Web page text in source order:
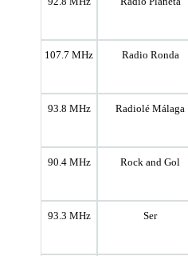
107.7 MHz Radio Ronda
93.8 MHz Radiolé Málaga
90.4 MHz Rock and Gol
93.3 MHz Ser